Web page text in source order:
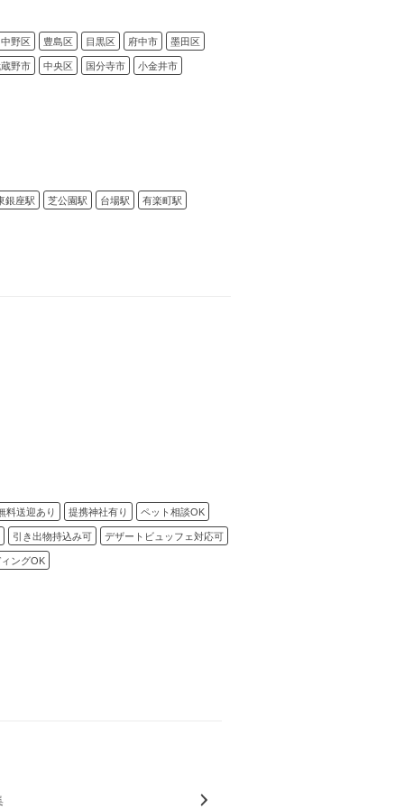
中野区 豊島区 目黒区 府中市 墨田区
野市 中央区 国分寺市 小金井市
銀座駅 芝公園駅 台場駅 有楽町駅
料送迎あり 提携神社有り ペット相談OK
引き出物持込み可 デザートビュッフェ対応可
ングOK